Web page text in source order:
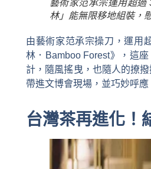
藝術家范承宗運用超過
林」能無限移地組裝，
由藝術家范承宗操刀，運用
林．Bamboo Forest》，這
計，隨風搖曳，也隨人的撩
帶進文博會現場，並巧妙呼
台灣茶再進化！